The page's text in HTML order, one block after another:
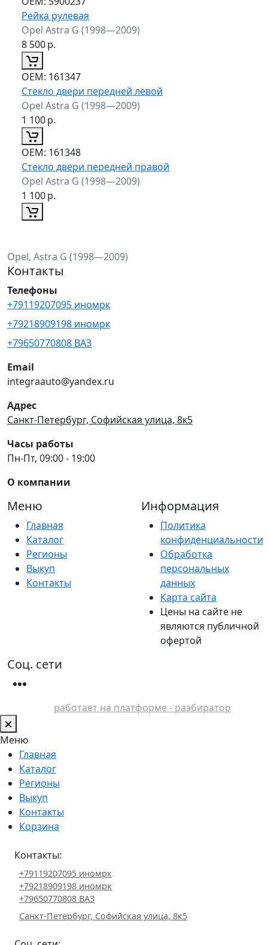
Рейка рулевая
Opel Astra G (1998—2009)
8 500р.
ОЕМ: 161347
Стекло двери передней левой
Opel Astra G (1998—2009)
1 100р.
ОЕМ: 161348
Стекло двери передней правой
Opel Astra G (1998—2009)
1 100р.
Opel, Astra G (1998—2009)
Контакты
Телефоны
+79119207095 иномрк
+79218909198 иномрк
+79650770808 ВАЗ
Email
integraauto@yandex.ru
Адрес
Санкт-Петербург, Софийская улица, 8к5
Часы работы
Пн-Пт, 09:00 - 19:00
О компании
Меню
Главная
Каталог
Регионы
Выкуп
Контакты
Информация
Политика
конфиденциальности
Обработка
персональных
данных
Карта сайта
Цены на сайте не
являются публичной
офертой
Соц. сети
работает на платформе - разбиратор
Меню
Главная
Каталог
Регионы
Выкуп
Контакты
Корзина
Контакты:
+79119207095 иномрк
+79218909198 иномрк
+79650770808 ВАЗ
Санкт-Петербург, Софийская улица, 8к5